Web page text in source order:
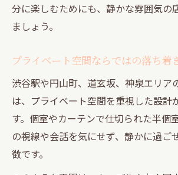
分に楽しむためにも、静かな雰囲気の
ましょう。
プライベート空間ならではの落ち着
渋谷駅や円山町、道玄坂、神泉エリア
は、プライベート空間を重視した設計
す。個室やカーテンで仕切られた半個
の視線や会話を気にせず、静かに過ご
徴です。